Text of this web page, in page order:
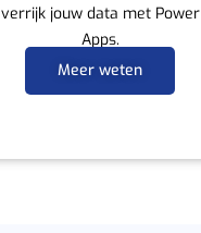
verrijk jouw data met Power
Apps.
Meer weten